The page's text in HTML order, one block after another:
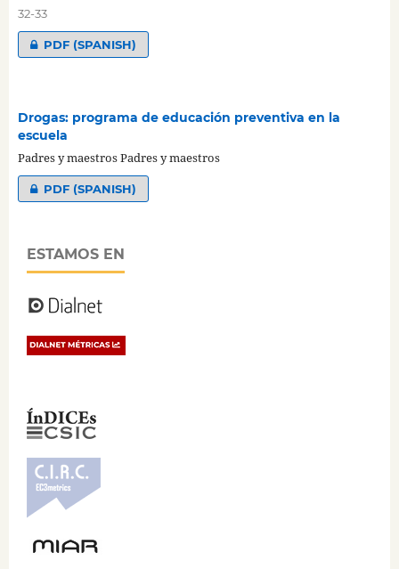
32-33
PDF (SPANISH)
Drogas: programa de educación preventiva en la
escuela
Padres y maestros Padres y maestros
PDF (SPANISH)
ESTAMOS EN